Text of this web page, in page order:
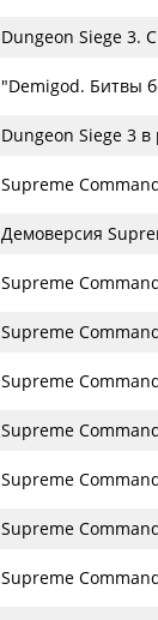
Dungeon Siege 3.
"Demigod. Битвы
Dungeon Siege 3 в
Supreme
Демоверсия
Supreme
Supreme
Supreme
Supreme
Supreme
Supreme
Supreme